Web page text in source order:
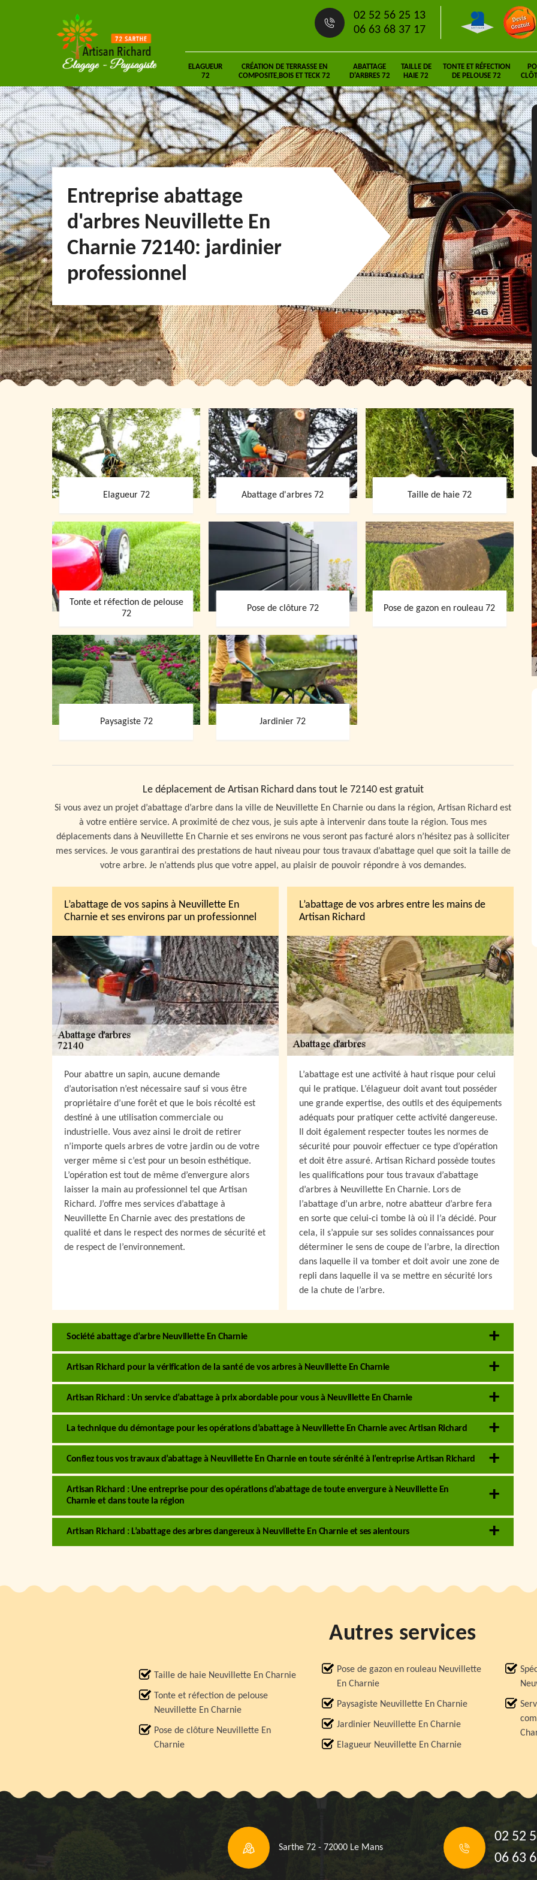
02 52 56 25 13
06 63 68 37 17
ELAGUEUR
72
CRÉATION DE TERRASSE EN
COMPOSITE,BOIS ET TECK 72
ABATTAGE
D'ARBRES 72
TAILLE DE
HAIE 72
TONTE ET RÉFECTION
DE PELOUSE 72
Entreprise abattage
d'arbres Neuvillette En
Charnie 72140: jardinier
professionnel
Elagueur 72 Abattage d'arbres 72 Taille de haie 72
Tonte et réfection de pelouse
72
Pose de clôture 72 Pose de gazon en rouleau 72
Paysagiste 72 Jardinier 72
Le déplacement de Artisan Richard dans tout le 72140 est gratuit
Si vous avez un projet d’abattage d’arbre dans la ville de Neuvillette En Charnie ou dans la région, Artisan Richard est
à votre entière service. A proximité de chez vous, je suis apte à intervenir dans toute la région. Tous mes
déplacements dans à Neuvillette En Charnie et ses environs ne vous seront pas facturé alors n’hésitez pas à solliciter
mes services. Je vous garantirai des prestations de haut niveau pour tous travaux d’abattage quel que soit la taille de
votre arbre. Je n’attends plus que votre appel, au plaisir de pouvoir répondre à vos demandes.
L’abattage de vos sapins à Neuvillette En
Charnie et ses environs par un professionnel
Pour abattre un sapin, aucune demande
d’autorisation n’est nécessaire sauf si vous être
propriétaire d’une forêt et que le bois récolté est
destiné à une utilisation commerciale ou
industrielle. Vous avez ainsi le droit de retirer
n’importe quels arbres de votre jardin ou de votre
verger même si c’est pour un besoin esthétique.
L’opération est tout de même d’envergure alors
laisser la main au professionnel tel que Artisan
Richard. J’offre mes services d’abattage à
Neuvillette En Charnie avec des prestations de
qualité et dans le respect des normes de sécurité et
de respect de l’environnement.
L’abattage de vos arbres entre les mains de
Artisan Richard
L’abattage est une activité à haut risque pour celui
qui le pratique. L’élagueur doit avant tout posséder
une grande expertise, des outils et des équipements
adéquats pour pratiquer cette activité dangereuse.
Il doit également respecter toutes les normes de
sécurité pour pouvoir effectuer ce type d’opération
et doit être assuré. Artisan Richard possède toutes
les qualifications pour tous travaux d’abattage
d’arbres à Neuvillette En Charnie. Lors de
l’abattage d’un arbre, notre abatteur d’arbre fera
en sorte que celui-ci tombe là où il l’a décidé. Pour
cela, il s’appuie sur ses solides connaissances pour
déterminer le sens de coupe de l’arbre, la direction
dans laquelle il va tomber et doit avoir une zone de
repli dans laquelle il va se mettre en sécurité lors
de la chute de l’arbre.
Société abattage d’arbre Neuvillette En Charnie
Artisan Richard pour la vérification de la santé de vos arbres à Neuvillette En Charnie
Artisan Richard : Un service d’abattage à prix abordable pour vous à Neuvillette En Charnie
La technique du démontage pour les opérations d’abattage à Neuvillette En Charnie avec Artisan Richard
Confiez tous vos travaux d’abattage à Neuvillette En Charnie en toute sérénité à l’entreprise Artisan Richard
Artisan Richard : Une entreprise pour des opérations d’abattage de toute envergure à Neuvillette En
Charnie et dans toute la région
Artisan Richard : L’abattage des arbres dangereux à Neuvillette En Charnie et ses alentours
Autres services
Taille de haie Neuvillette En Charnie
Tonte et réfection de pelouse
Neuvillette En Charnie
Pose de clôture Neuvillette En
Charnie
Pose de gazon en rouleau Neuvillette
En Charnie
Paysagiste Neuvillette En Charnie
Jardinier Neuvillette En Charnie
Elagueur Neuvillette En Charnie
Sarthe 72 - 72000 Le Mans
02 52
06 63